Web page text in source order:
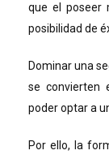
que el poseer
posibilidad de
Dominar una
se convierten
poder optar a
Por ello, la